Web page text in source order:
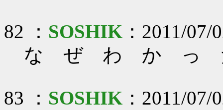
82 ： SOSHIK ：2011/
な ぜ わ か っ
83 ： SOSHIK ：2011/